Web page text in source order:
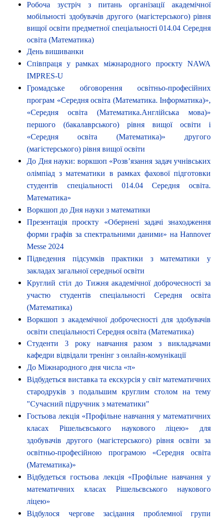
Робоча зустріч з питань організації академічної
мобільності здобувачів другого (магістерського) рівня
вищої освіти предметної спеціальності 014.04 Середня
освіта (Математика)
День вишиванки
Співпраця у рамках міжнародного проєкту NAWA
IMPRES-U
Громадське обговорення освітньо-професійних
програм «Середня освіта (Математика. Інформатика)»,
«Середня освіта (Математика.Англійська мова)»
першого (бакалаврського) рівня вищої освіти і
«Середня освіта (Математика)» другого
(магістерського) рівня вищої освіти
До Дня науки: воркшоп «Розв’язання задач учнівських
олімпіад з математики в рамках фахової підготовки
студентів спеціальності 014.04 Середня освіта.
Математика»
Воркшоп до Дня науки з математики
Презентація проєкту «Обернені задачі знаходження
форми графів за спектральними даними» на Hannover
Messe 2024
Підведення підсумків практики з математики у
закладах загальної середньої освіти
Круглий стіл до Тижня академічної доброчесності за
участю студентів спеціальності Середня освіта
(Математика)
Воркшоп з академічної доброчесності для здобувачів
освіти спеціальності Середня освіта (Математика)
Студенти 3 року навчання разом з викладачами
кафедри відвідали тренінг з онлайн-комунікації
До Міжнародного дня числа «π»
Відбудеться виставка та екскурсія у світ математичних
стародруків з подальшим круглим столом на тему
"Сучасний підручник з математики"
Гостьова лекція «Профільне навчання у математичних
класах Рішельєвського наукового ліцею» для
здобувачів другого (магістерського) рівня освіти за
освітньо-професійною програмою «Середня освіта
(Математика)»
Відбудеться гостьова лекція «Профільне навчання у
математичних класах Рішельєвського наукового
ліцею»
Відбулося чергове засідання проблемної групи